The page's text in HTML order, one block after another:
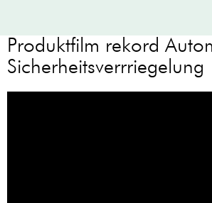
Produktfilm rekord
Sicherheitsverrriegelung